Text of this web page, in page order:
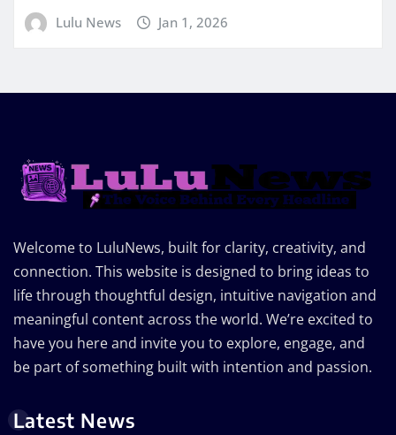
Lulu News Jan 1, 2026
Welcome to LuluNews, built for clarity, creativity, and
connection. This website is designed to bring ideas to
life through thoughtful design, intuitive navigation and
meaningful content across the world. We’re excited to
have you here and invite you to explore, engage, and
be part of something built with intention and passion.
Latest News